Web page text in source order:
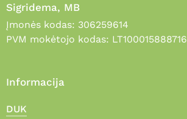
Sigridema, MB
Įmonės kodas: 306259614
PVM mokėtojo kodas: LT100015888716
Informacija
DUK